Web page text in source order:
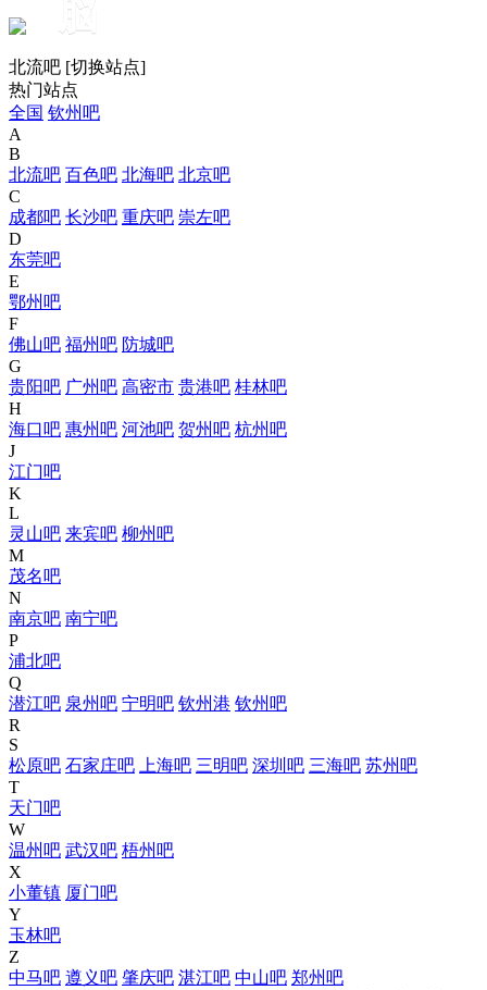
脳
北流吧 [切换站点]
热门站点
全国 钦州吧
A
B
北流吧 百色吧 北海吧 北京吧
C
成都吧 长沙吧 重庆吧 崇左吧
D
东莞吧
E
鄂州吧
F
佛山吧 福州吧 防城吧
G
贵阳吧 广州吧 高密市 贵港吧 桂林吧
H
海口吧 惠州吧 河池吧 贺州吧 杭州吧
J
江门吧
K
L
灵山吧 来宾吧 柳州吧
M
茂名吧
N
南京吧 南宁吧
P
浦北吧
Q
潜江吧 泉州吧 宁明吧 钦州港 钦州吧
R
S
松原吧 石家庄吧 上海吧 三明吧 深圳吧 三海吧 苏州吧
T
天门吧
W
温州吧 武汉吧 梧州吧
X
小董镇 厦门吧
Y
玉林吧
Z
中马吧 遵义吧 肇庆吧 湛江吧 中山吧 郑州吧